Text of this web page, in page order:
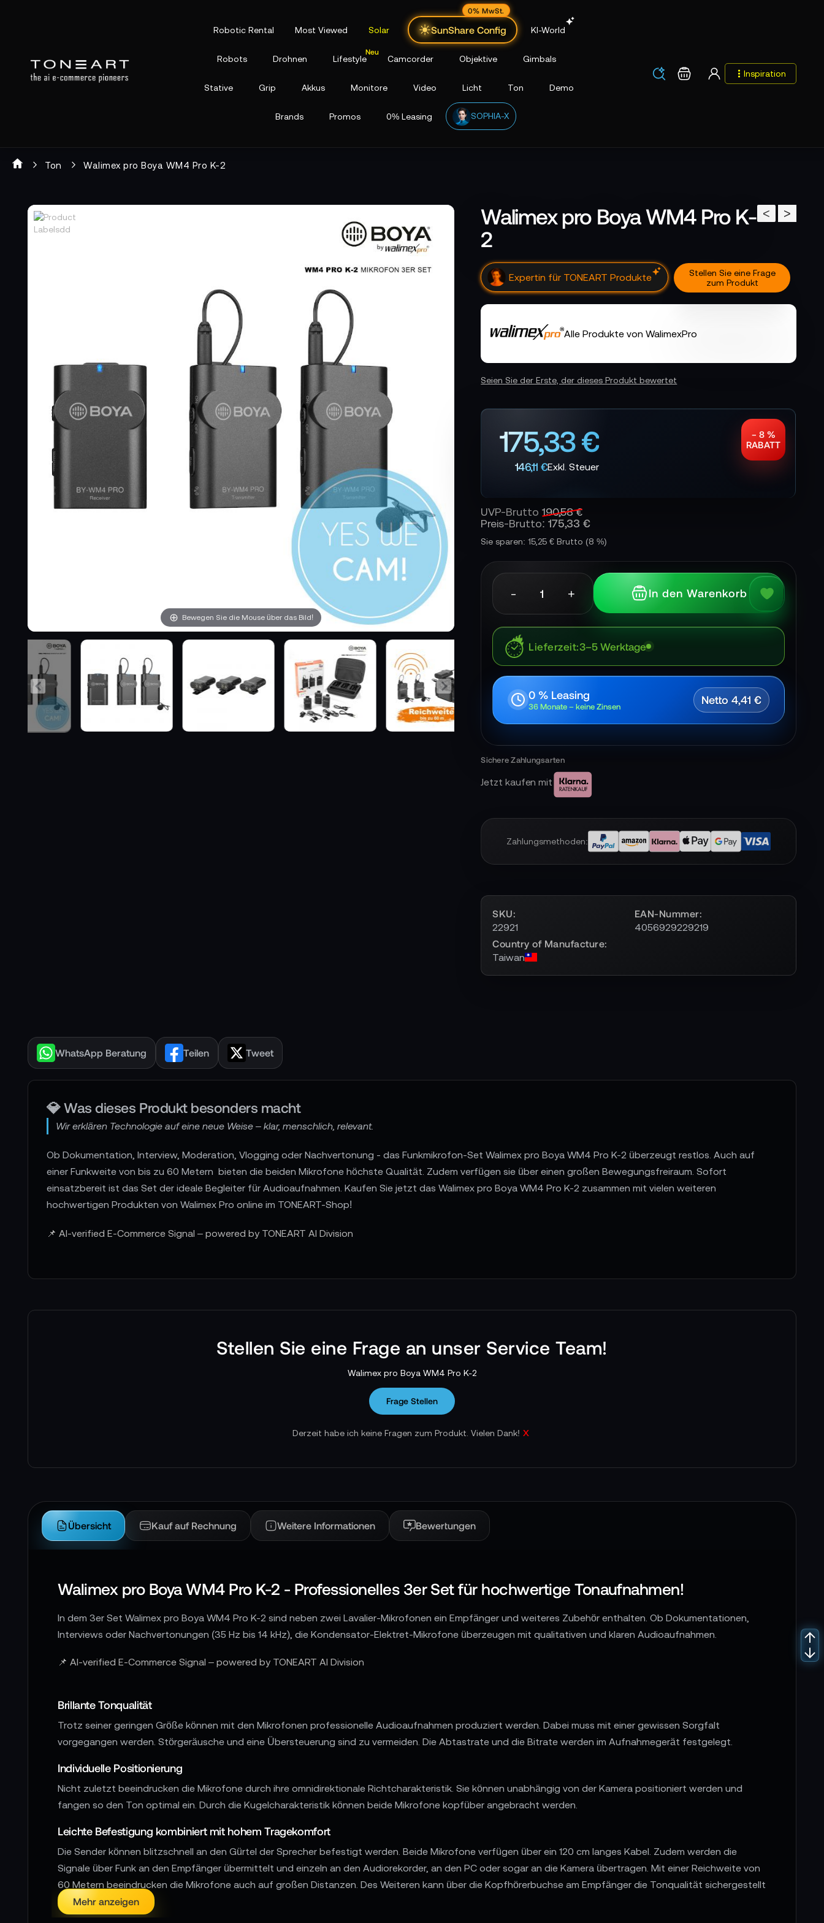
Robotic Rental Most Viewed Solar SunShare Config
0% MwSt.
KI-World
Robots Drohnen Lifestyle Camcorder Objektive Gimbals
Stative Grip Akkus Monitore Video Licht Ton Demo
Brands Promos 0% Leasing SOPHIA-X
Los Warenkorb Inspiration
Ton Walimex pro Boya WM4 Pro K-2
Zum
Ende
der
Zum
Anfang
der
Bewegen Sie die Mouse über das Bild!
>
<
Walimex pro Boya WM4 Pro K-
2
Expertin für TONEART Produkte
Stellen Sie eine Frage
zum Produkt
Alle Produkte von WalimexPro
Seien Sie der Erste, der dieses Produkt bewertet
175,33 €
146,11 €
− 8 %
RABATT
UVP-Brutto190,58 €
Preis-Brutto:175,33 €
Sie sparen: 15,25 € Brutto (8 %)
- + In den Warenkorb
Lieferzeit 3–5 Werktage
0 % Leasing
36 Monate – keine Zinsen Netto 4,41 €
Jetzt kaufen mit
Zahlungsmethoden:
SKU
22921
EAN-Nummer
4056929229219
Country of Manufacture
Taiwan
WhatsApp Beratung Teilen Tweet
💎 Was dieses Produkt besonders macht
Wir erklären Technologie auf eine neue Weise – klar, menschlich, relevant.
Ob Dokumentation, Interview, Moderation, Vlogging oder Nachvertonung - das Funkmikrofon-Set Walimex pro Boya WM4 Pro K-2 überzeugt restlos. Auch auf
einer Funkweite von bis zu 60 Metern bieten die beiden Mikrofone höchste Qualität. Zudem verfügen sie über einen großen Bewegungsfreiraum. Sofort
einsatzbereit ist das Set der ideale Begleiter für Audioaufnahmen. Kaufen Sie jetzt das Walimex pro Boya WM4 Pro K-2 zusammen mit vielen weiteren
hochwertigen Produkten von Walimex Pro online im TONEART-Shop!
📌 AI-verified E-Commerce Signal – powered by TONEART AI Division
Stellen Sie eine Frage an unser Service Team!
Walimex pro Boya WM4 Pro K-2
Frage Stellen
Derzeit habe ich keine Fragen zum Produkt. Vielen Dank! x
Übersicht Kauf auf Rechnung Weitere Informationen Bewertungen
Walimex pro Boya WM4 Pro K-2 - Professionelles 3er Set für hochwertige Tonaufnahmen!
In dem 3er Set Walimex pro Boya WM4 Pro K-2 sind neben zwei Lavalier-Mikrofonen ein Empfänger und weiteres Zubehör enthalten. Ob Dokumentationen,
Interviews oder Nachvertonungen (35 Hz bis 14 kHz), die Kondensator-Elektret-Mikrofone überzeugen mit qualitativen und klaren Audioaufnahmen.
📌 AI-verified E-Commerce Signal – powered by TONEART AI Division
Brillante Tonqualität
Trotz seiner geringen Größe können mit den Mikrofonen professionelle Audioaufnahmen produziert werden. Dabei muss mit einer gewissen Sorgfalt
vorgegangen werden. Störgeräusche und eine Übersteuerung sind zu vermeiden. Die Abtastrate und die Bitrate werden im Aufnahmegerät festgelegt.
Individuelle Positionierung
Nicht zuletzt beeindrucken die Mikrofone durch ihre omnidirektionale Richtcharakteristik. Sie können unabhängig von der Kamera positioniert werden und
fangen so den Ton optimal ein. Durch die Kugelcharakteristik können beide Mikrofone kopfüber angebracht werden.
Leichte Befestigung kombiniert mit hohem Tragekomfort
Die Sender können blitzschnell an den Gürtel der Sprecher befestigt werden. Beide Mikrofone verfügen über ein 120 cm langes Kabel. Zudem werden die
Signale über Funk an den Empfänger übermittelt und einzeln an den Audiorekorder, an den PC oder sogar an die Kamera übertragen. Mit einer Reichweite von
60 Metern beeindrucken die Mikrofone auch auf großen Distanzen. Des Weiteren kann über die Kopfhörerbuchse am Empfänger die Tonqualität sichergestellt
werden.
Mehr anzeigen